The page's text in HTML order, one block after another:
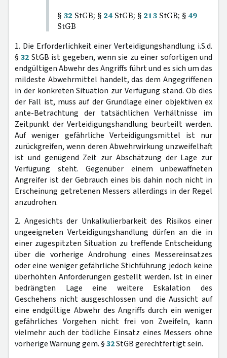
§ 32 StGB; § 24 StGB; § 213 StGB; § 49
StGB
1. Die Erforderlichkeit einer Verteidigungshandlung i.S.d.
§32 StGB ist gegeben, wenn sie zu einer sofortigen und
endgültigen Abwehr des Angriffs führt und es sich um das
mildeste Abwehrmittel handelt, das dem Angegriffenen
in der konkreten Situation zur Verfügung stand. Ob dies
der Fall ist, muss auf der Grundlage einer objektiven ex
ante-Betrachtung der tatsächlichen Verhältnisse im
Zeitpunkt der Verteidigungshandlung beurteilt werden.
Auf weniger gefährliche Verteidigungsmittel ist nur
zurückgreifen, wenn deren Abwehrwirkung unzweifelhaft
ist und genügend Zeit zur Abschätzung der Lage zur
Verfügung steht. Gegenüber einem unbewaffneten
Angreifer ist der Gebrauch eines bis dahin noch nicht in
Erscheinung getretenen Messers allerdings in der Regel
anzudrohen.
2. Angesichts der Unkalkulierbarkeit des Risikos einer
ungeeigneten Verteidigungshandlung dürfen an die in
einer zugespitzten Situation zu treffende Entscheidung
über die vorherige Androhung eines Messereinsatzes
oder eine weniger gefährliche Stichführung jedoch keine
überhöhten Anforderungen gestellt werden. Ist in einer
bedrängten Lage eine weitere Eskalation des
Geschehens nicht ausgeschlossen und die Aussicht auf
eine endgültige Abwehr des Angriffs durch ein weniger
gefährliches Vorgehen nicht frei von Zweifeln, kann
vielmehr auch der tödliche Einsatz eines Messers ohne
vorherige Warnung gem. §32StGB gerechtfertigt sein.